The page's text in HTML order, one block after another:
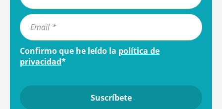
Confirmo que he leído la política de
privacidad*